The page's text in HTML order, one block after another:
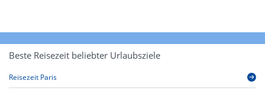
Beste Reisezeit beliebter Urlaubsziele
Reisezeit Paris